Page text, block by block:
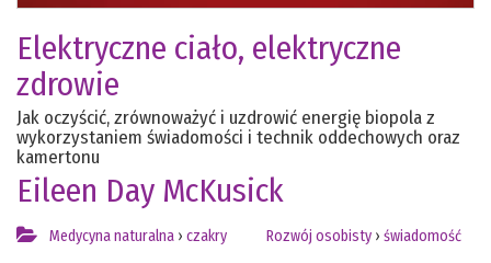
Elektryczne ciało, elektryczne
zdrowie
Jak oczyścić, zrównoważyć i uzdrowić energię biopola z
wykorzystaniem świadomości i technik oddechowych oraz
kamertonu
Eileen Day McKusick
Medycyna naturalna › czakry Rozwój osobisty › świadomość